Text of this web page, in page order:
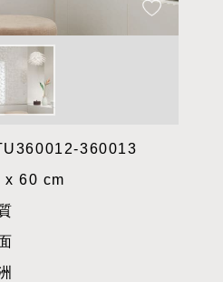
360013
x 60 cm